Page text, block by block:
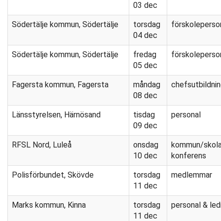
03 dec
Södertälje kommun, Södertälje
torsdag
04 dec
Södertälje kommun, Södertälje
fredag
05 dec
Fagersta kommun, Fagersta
måndag
08 dec
Länsstyrelsen, Härnösand
tisdag
09 dec
personal
RFSL Nord, Luleå
onsdag
10 dec
kommun/
konferens
Polisförbundet, Skövde
torsdag
11 dec
medlemmar
Marks kommun, Kinna
torsdag
11 dec
personal &